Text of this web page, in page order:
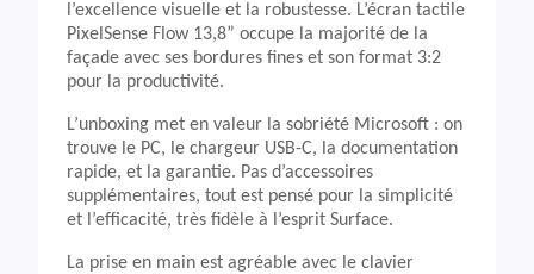
l’excellence visuelle et la robustesse. L’écran tactile
PixelSense Flow 13,8” occupe la majorité de la
façade avec ses bordures fines et son format 3:2
pour la productivité.
L’unboxing met en valeur la sobriété Microsoft : on
trouve le PC, le chargeur USB-C, la documentation
rapide, et la garantie. Pas d’accessoires
supplémentaires, tout est pensé pour la simplicité
et l’efficacité, très fidèle à l’esprit Surface.
La prise en main est agréable avec le clavier